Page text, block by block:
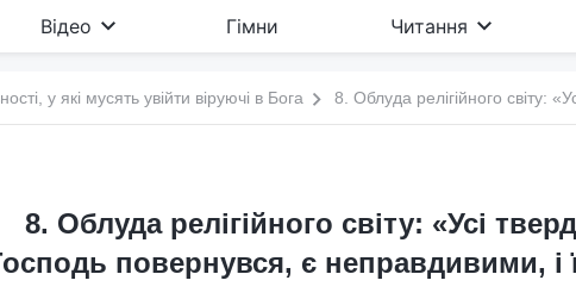
Відео Гімни Читання
у які мусять увійти віруючі в Бога
8. Облуда релігійного світу: «Усі
повернувся, є неправдивими, і